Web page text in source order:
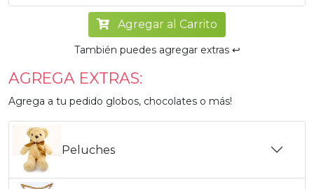
Agregar al Carrito
También puedes agregar extras ↩️
AGREGA EXTRAS:
Agrega a tu pedido globos, chocolates o más!
Peluches